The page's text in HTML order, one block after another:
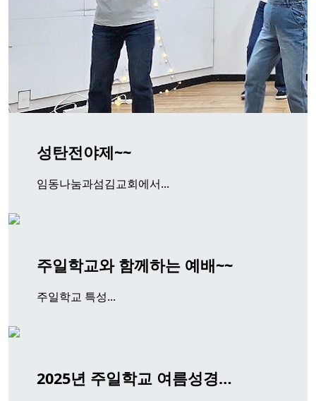
성탄전야제~~
임동나눔과섬김교회에서...
주일학교와 함께하는 예배~~
주일학교 특성...
2025년 주일학교 여름성경…